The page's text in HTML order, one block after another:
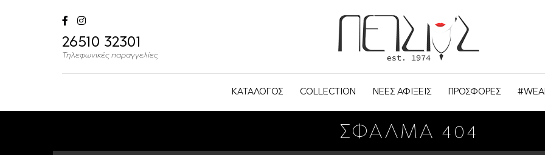
26510 32301
Τηλεφωνικές παραγγελίες
ΚΑΤΑΛΟΓΟΣ COLLECTION ΝΕΕΣ ΑΦΙΞΕΙΣ ΠΡΟΣΦΟΡΕΣ
ΣΦΆΛΜΑ 404